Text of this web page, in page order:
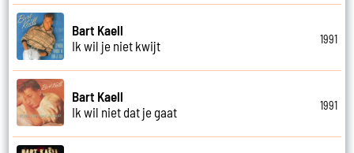
Bart Kaell
Ik wil je niet kwijt
1991
Bart Kaell
Ik wil niet dat je gaat
1991